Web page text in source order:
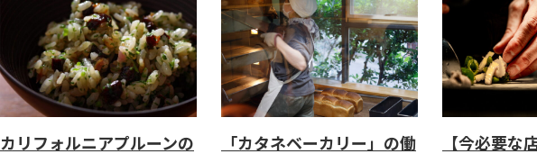
カリフォルニアプルーンの
「カタネベーカリー」の働
【今必要な